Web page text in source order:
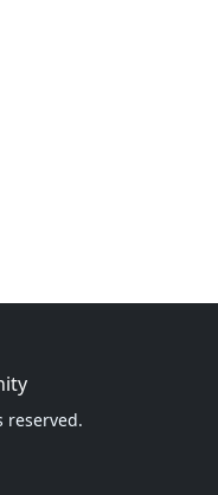
reserved.